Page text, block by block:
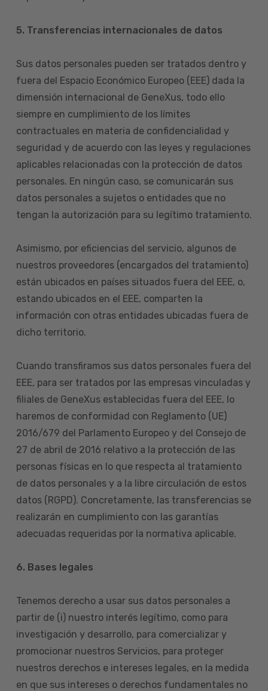
5. Transferencias internacionales de datos
Sus datos personales pueden ser tratados dentro y
fuera del Espacio Económico Europeo (EEE) dada la
dimensión internacional de GeneXus, todo ello
siempre en cumplimiento de los límites
contractuales en materia de confidencialidad y
seguridad y de acuerdo con las leyes y regulaciones
aplicables relacionadas con la protección de datos
personales. En ningún caso, se comunicarán sus
datos personales a sujetos o entidades que no
tengan la autorización para su legítimo tratamiento.
Asimismo, por eficiencias del servicio, algunos de
nuestros proveedores (encargados del tratamiento)
están ubicados en países situados fuera del EEE, o,
estando ubicados en el EEE, comparten la
información con otras entidades ubicadas fuera de
dicho territorio.
Cuando transfiramos sus datos personales fuera del
EEE, para ser tratados por las empresas vinculadas y
filiales de GeneXus establecidas fuera del EEE, lo
haremos de conformidad con Reglamento (UE)
2016/679 del Parlamento Europeo y del Consejo de
27 de abril de 2016 relativo a la protección de las
personas físicas en lo que respecta al tratamiento
de datos personales y a la libre circulación de estos
datos (RGPD). Concretamente, las transferencias se
realizarán en cumplimiento con las garantías
adecuadas requeridas por la normativa aplicable.
6. Bases legales
Tenemos derecho a usar sus datos personales a
partir de (i) nuestro interés legítimo, como para
investigación y desarrollo, para comercializar y
promocionar nuestros Servicios, para proteger
nuestros derechos e intereses legales, en la medida
en que sus intereses o derechos fundamentales no